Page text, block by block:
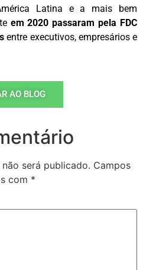
Latina e a mais bem
em 2020 passaram pela FDC
entre executivos, empresários e
AO BLOG
será publicado. Campos
com *